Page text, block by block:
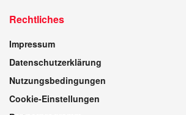
Rechtliches
Impressum
Datenschutzerklärung
Nutzungsbedingungen
Cookie-Einstellungen